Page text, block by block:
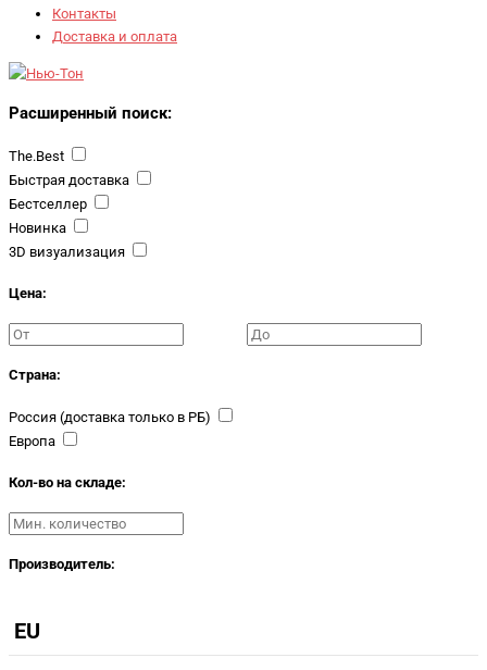
Контакты
Доставка и оплата
Расширенный поиск:
The.Best
Быстрая доставка
Бестселлер
Новинка
3D визуализация
Цена:
Страна:
Россия (доставка только в РБ)
Европа
Кол-во на складе:
Производитель:
EU